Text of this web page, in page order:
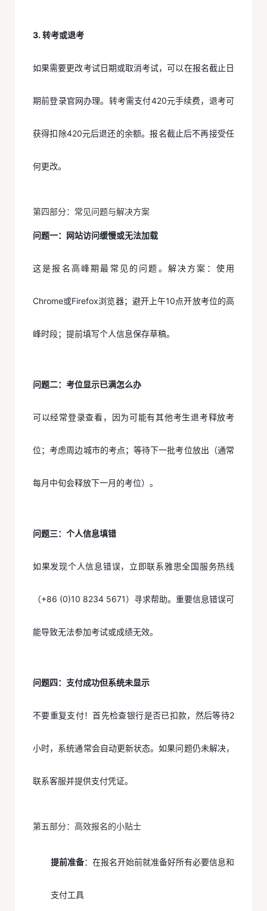
3. 转考或退考
如果需要更改考试日期或取消考试，可以在报名截止日
期前登录官网办理。转考需支付420元手续费，退考可
获得扣除420元后退还的余额。报名截止后不再接受任
何更改。
第四部分：常见问题与解决方案
问题一：网站访问缓慢或无法加载
这是报名高峰期最常见的问题。解决方案：使用
Chrome或Firefox浏览器；避开上午10点开放考位的高
峰时段；提前填写个人信息保存草稿。
问题二：考位显示已满怎么办
可以经常登录查看，因为可能有其他考生退考释放考
位；考虑周边城市的考点；等待下一批考位放出（通常
每月中旬会释放下一月的考位）。
问题三：个人信息填错
如果发现个人信息错误，立即联系雅思全国服务热线
（+86 (0)10 8234 5671）寻求帮助。重要信息错误可
能导致无法参加考试或成绩无效。
问题四：支付成功但系统未显示
不要重复支付！首先检查银行是否已扣款，然后等待2
小时，系统通常会自动更新状态。如果问题仍未解决，
联系客服并提供支付凭证。
第五部分：高效报名的小贴士
提前准备：在报名开始前就准备好所有必要信息和
支付工具